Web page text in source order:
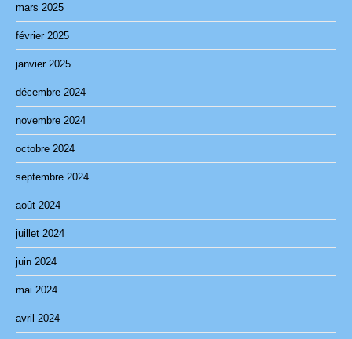
mars 2025
février 2025
janvier 2025
décembre 2024
novembre 2024
octobre 2024
septembre 2024
août 2024
juillet 2024
juin 2024
mai 2024
avril 2024